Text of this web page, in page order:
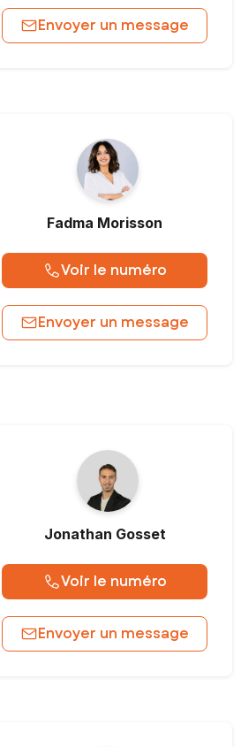
Envoyer un message
Fadma Morisson
Voir le numéro
Envoyer un message
Jonathan Gosset
Voir le numéro
Envoyer un message